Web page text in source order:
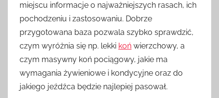
miejscu informacje o najważniejszych rasach, ich
pochodzeniu i zastosowaniu. Dobrze
przygotowana baza pozwala szybko sprawdzić,
czym wyróżnia się np. lekki koń wierzchowy, a
czym masywny koń pociągowy, jakie ma
wymagania żywieniowe i kondycyjne oraz do
jakiego jeźdźca będzie najlepiej pasował.